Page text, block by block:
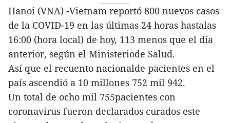
Hanoi (VNA) -Vietnam reportó 800 nuevos casos
de la COVID-19 en las últimas 24 horas hastalas
16:00 (hora local) de hoy, 113 menos que el día
anterior, según el Ministeriode Salud.
Así que el recuento nacionalde pacientes en el
país ascendió a 10 millones 752 mil 942.
Un total de ocho mil 755pacientes con
coronavirus fueron declarados curados este